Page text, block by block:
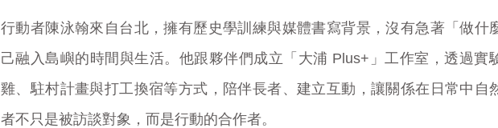
行動者陳泳翰來自台北，擁有歷史學訓練與媒體書寫背景，沒有急著「做什
己融入島嶼的時間與生活。他跟夥伴們成立「大浦 Plus+」工作室，透過實
雞、駐村計畫與打工換宿等方式，陪伴長者、建立互動，讓關係在日常中自
者不只是被訪談對象，而是行動的合作者。